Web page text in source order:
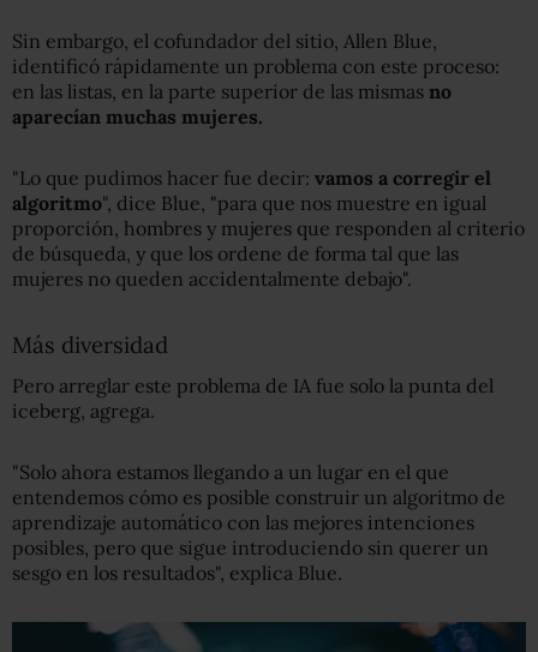
Sin embargo, el cofundador del sitio, Allen Blue,
identificó rápidamente un problema con este proceso:
en las listas, en la parte superior de las mismas no
aparecían muchas mujeres.
"Lo que pudimos hacer fue decir: vamos a corregir el
algoritmo", dice Blue, "para que nos muestre en igual
proporción, hombres y mujeres que responden al criterio
de búsqueda, y que los ordene de forma tal que las
mujeres no queden accidentalmente debajo".
Más diversidad
Pero arreglar este problema de IA fue solo la punta del
iceberg, agrega.
"Solo ahora estamos llegando a un lugar en el que
entendemos cómo es posible construir un algoritmo de
aprendizaje automático con las mejores intenciones
posibles, pero que sigue introduciendo sin querer un
sesgo en los resultados", explica Blue.